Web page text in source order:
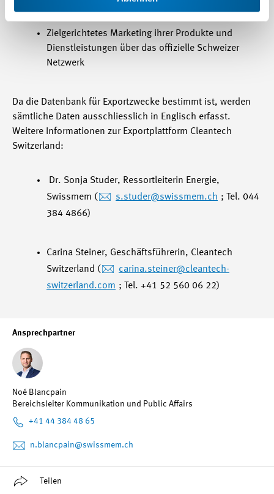
Ansprechpartner
Noé Blancpain
Bereichsleiter Kommunikation und Public Affairs
+41 44 384 48 65
n.blancpain@swissmem.ch
Teilen
Zielgerichtetes Marketing ihrer Produkte und
Dienstleistungen über das offizielle Schweizer
Netzwerk
Da die Datenbank für Exportzwecke bestimmt ist, werden
sämtliche Daten ausschliesslich in Englisch erfasst.
Weitere Informationen zur Exportplattform Cleantech
Switzerland:
Dr. Sonja Studer, Ressortleiterin Energie,
Swissmem (
s.studer@swissmem.ch ; Tel. 044
384 4866)
Carina Steiner, Geschäftsführerin, Cleantech
Switzerland (
carina.steiner@cleantech-
switzerland.com ; Tel. +41 52 560 06 22)